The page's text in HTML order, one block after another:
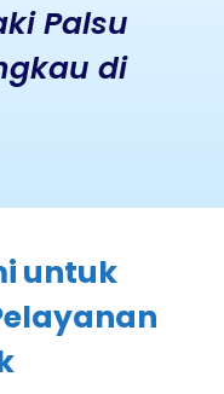
Palsu
di
untuk